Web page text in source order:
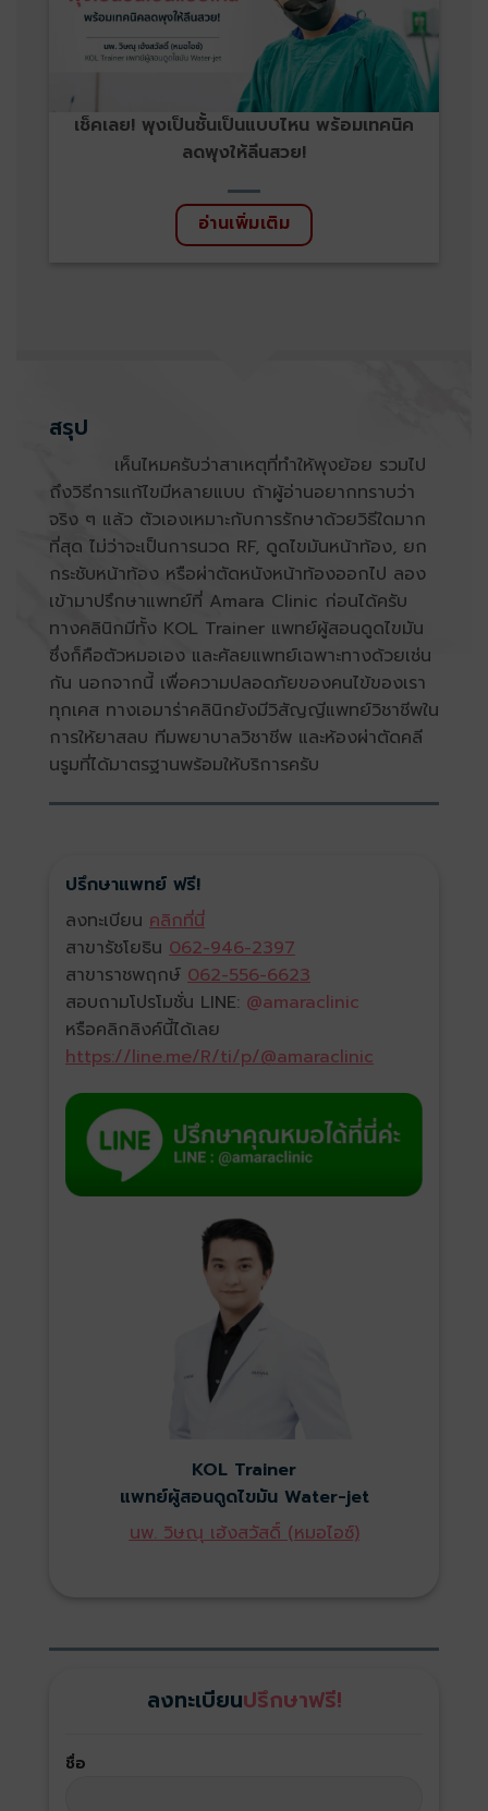
เช็คเลย! พุงเป็นชั้นเป็นแบบไหน พร้อมเทคนิค
ลดพุงให้ลีนสวย!
อ่านเพิ่มเติม
สรุป
เห็นไหมครับว่าสาเหตุที่ทำให้พุงย้อย รวมไป
ถึงวิธีการแก้ไขมีหลายแบบ ถ้าผู้อ่านอยากทราบว่า
จริง ๆ แล้ว ตัวเองเหมาะกับการรักษาด้วยวิธีใดมาก
ที่สุด ไม่ว่าจะเป็นการนวด RF, ดูดไขมันหน้าท้อง, ยก
กระชับหน้าท้อง หรือผ่าตัดหนังหน้าท้องออกไป ลอง
เข้ามาปรึกษาแพทย์ที่ Amara Clinic ก่อนได้ครับ
ทางคลินิกมีทั้ง KOL Trainer แพทย์ผู้สอนดูดไขมัน
ซึ่งก็คือตัวหมอเอง และศัลยแพทย์เฉพาะทางด้วยเช่น
กัน นอกจากนี้ เพื่อความปลอดภัยของคนไข้ของเรา
ทุกเคส ทางเอมาร่าคลินิกยังมีวิสัญญีแพทย์วิชาชีพใน
การให้ยาสลบ ทีมพยาบาลวิชาชีพ และห้องผ่าตัดคลี
นรูมที่ได้มาตรฐานพร้อมให้บริการครับ
ปรึกษาแพทย์ ฟรี!
ลงทะเบียน คลิกที่นี่
สาขารัชโยธิน 062-946-2397
สาขาราชพฤกษ์ 062-556-6623
สอบถามโปรโมชั่น LINE: @amaraclinic
หรือคลิกลิงค์นี้ได้เลย
https://line.me/R/ti/p/@amaraclinic
KOL Trainer
แพทย์ผู้สอนดูดไขมัน Water-jet
นพ. วิษณุ เฮ้งสวัสดิ์ (หมอไอซ์)
ลงทะเบียนปรึกษาฟรี!
ชื่อ